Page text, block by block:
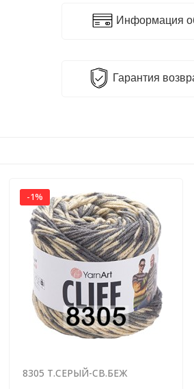
Информация
Гарантия
-1%
8305 Т.СЕРЫЙ-СВ.БЕЖ